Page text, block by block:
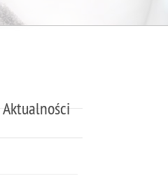
Aktualności